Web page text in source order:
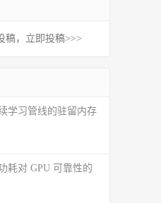
稿，立即投稿>>>
学习管线的驻留内存
耗对 GPU 可靠性的